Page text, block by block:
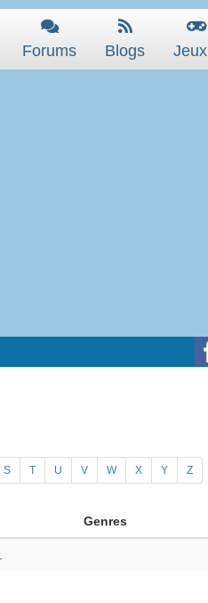
Forums Blogs Jeux
S T U V W X Y Z
Genres